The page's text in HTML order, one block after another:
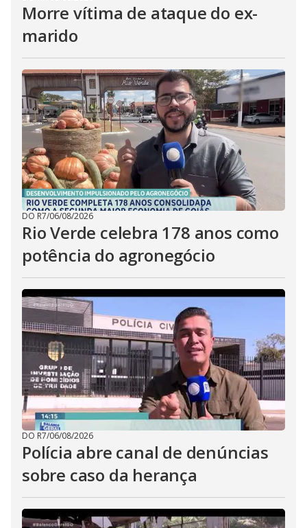
Morre vítima de ataque do ex-
marido
DO R7/06/08/2026
Rio Verde celebra 178 anos como
potência do agronegócio
DO R7/06/08/2026
Polícia abre canal de denúncias
sobre caso da herança